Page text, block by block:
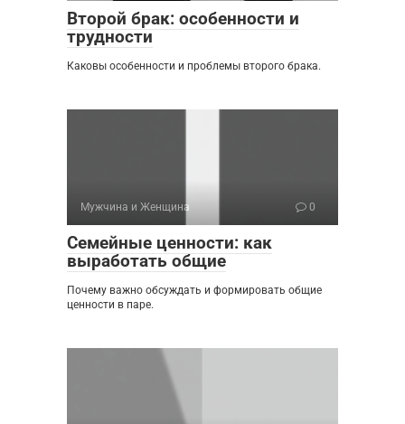
Второй брак: особенности и
трудности
Каковы особенности и проблемы второго брака.
Мужчина и Женщина 0
Семейные ценности: как
выработать общие
Почему важно обсуждать и формировать общие
ценности в паре.